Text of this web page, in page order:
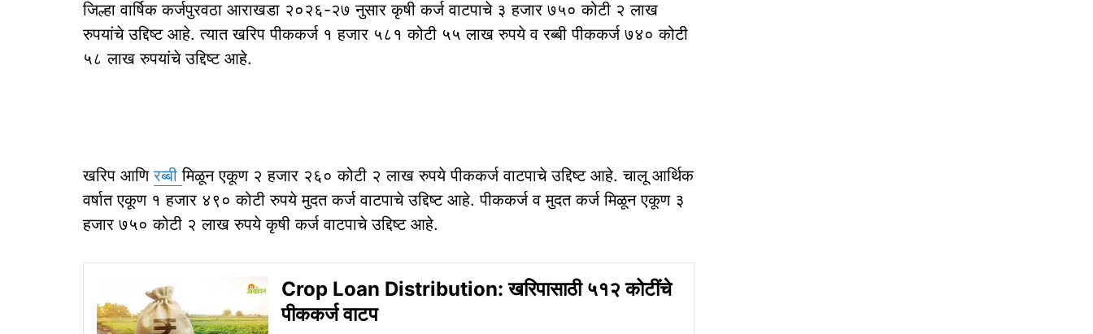
जिल्हा वार्षिक कर्जपुरवठा आराखडा २०२६-२७ नुसार कृषी कर्ज वाटपाचे ३ हजार ७५० कोटी २ लाख
रुपयांचे उद्दिष्ट आहे. त्यात खरिप पीककर्ज १ हजार ५८१ कोटी ५५ लाख रुपये व रब्बी पीककर्ज ७४० कोटी
५८ लाख रुपयांचे उद्दिष्ट आहे.
खरिप आणिरब्बीमिळून एकूण २ हजार २६० कोटी २ लाख रुपये पीककर्ज वाटपाचे उद्दिष्ट आहे. चालू आर्थिक
वर्षात एकूण १ हजार ४९० कोटी रुपये मुदत कर्ज वाटपाचे उद्दिष्ट आहे. पीककर्ज व मुदत कर्ज मिळून एकूण ३
हजार ७५० कोटी २ लाख रुपये कृषी कर्ज वाटपाचे उद्दिष्ट आहे.
Crop Loan Distribution: खरिपासाठी ५१२ कोटींचे
पीककर्ज वाटप